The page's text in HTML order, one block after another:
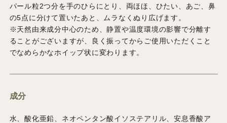
パール粒2つ分を手のひらにとり、両ほほ、ひたい、あご、鼻
の5点に分けて置いたあと、ムラなくぬり広げます。
※天然由来成分中心のため、静置や温度環境の影響で分離す
ることがございますが、良く振ってからご使用いただくこと
でなめらかなホイップ状に変わります。
成分
水、酸化亜鉛、ネオペンタン酸イソステアリル、安息香酸ア